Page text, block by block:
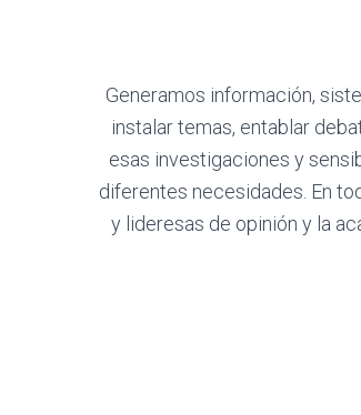
Generamos información,
instalar temas, entablar
esas investigaciones y
diferentes necesidades. En
y lideresas de opinión y la